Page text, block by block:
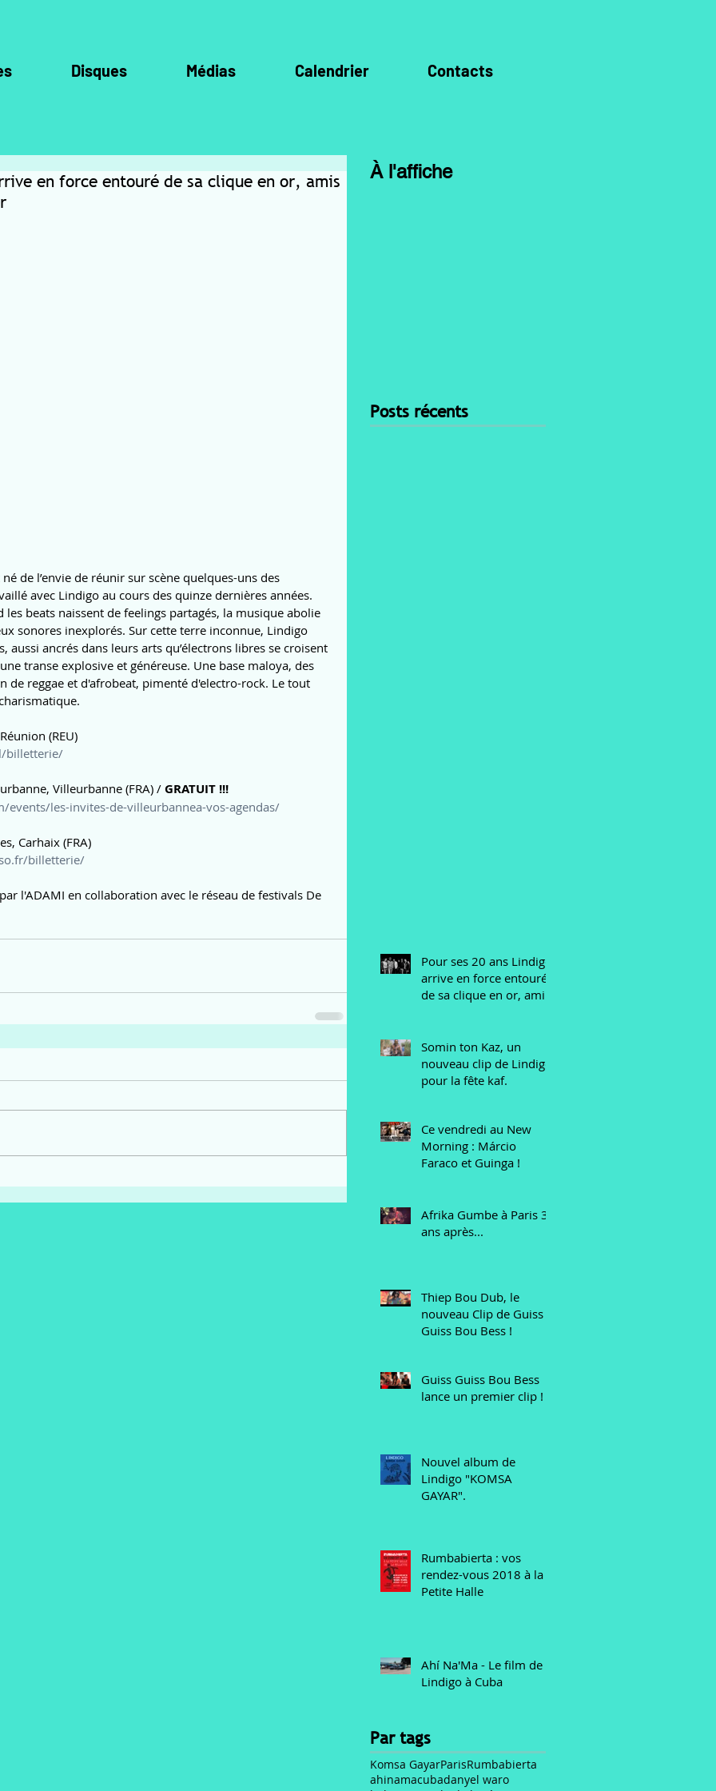
Disques Médias Calendrier Contacts
en force entouré de sa clique en or, amis
de l’envie de réunir sur scène quelques-uns des
avec Lindigo au cours des quinze dernières années.
les beats naissent de feelings partagés, la musique abolie
sonores inexplorés. Sur cette terre inconnue, Lindigo
aussi ancrés dans leurs arts qu’électrons libres se croisent
transe explosive et généreuse. Une base maloya, des
de reggae et d'afrobeat, pimenté d'electro-rock. Le tout
(REU)
billetterie/
Villeurbanne (FRA) / GRATUIT !!!
les-invites-de-villeurbannea-vos-agendas/
Carhaix (FRA)
billetterie/
l'ADAMI en collaboration avec le réseau de festivals De
Àl'affiche
Posts récents
Pour ses 20 ans Lindigo
arrive en force entouré
de sa clique en or, amis
Somin ton Kaz, un
nouveau clip de Lindigo
pour la fête kaf.
Ce vendredi au New
Morning : Márcio
Faraco et Guinga !
Afrika Gumbe à Paris 30
ans après...
Thiep Bou Dub, le
nouveau Clip de Guiss
Guiss Bou Bess !
Guiss Guiss Bou Bess
lance un premier clip !
Nouvel album de
Lindigo "KOMSA
GAYAR".
Rumbabierta : vos
rendez-vous 2018 à la
Petite Halle
Ahí Na'Ma - Le film de
Lindigo à Cuba
Par tags
Komsa GayarParisRumbabierta
ahinamacubadanyel waro